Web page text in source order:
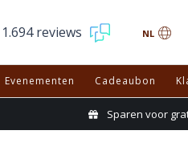
1.694 reviews NL
Evenementen Cadeaubon
Sparen voor